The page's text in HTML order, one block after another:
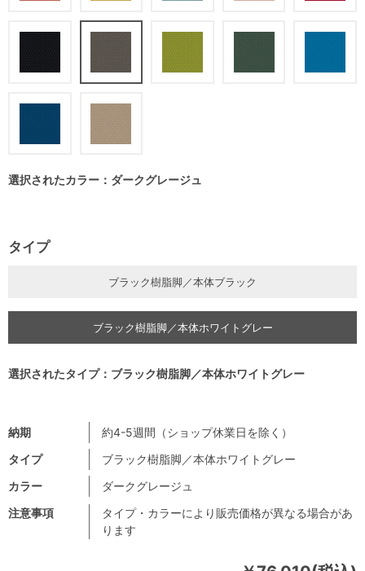
注意事項
タイプ・カラーにより販売価格が異なる場合があ
ります
納期
約4-5週間（ショップ休業日を除く）
タイプ
ブラック樹脂脚／本体ホワイトグレー
カラー
ダークグレージュ
選択されたカラー：ダークグレージュ
タイプ
ブラック樹脂脚／本体ブラック
ブラック樹脂脚／本体ホワイトグレー
選択されたタイプ：ブラック樹脂脚／本体ホワイトグレー